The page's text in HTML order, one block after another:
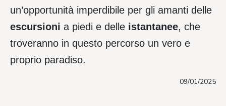
un’opportunità imperdibile per gli amanti delle
escursioni a piedi e delle istantanee, che
troveranno in questo percorso un vero e
proprio paradiso.
09/01/2025